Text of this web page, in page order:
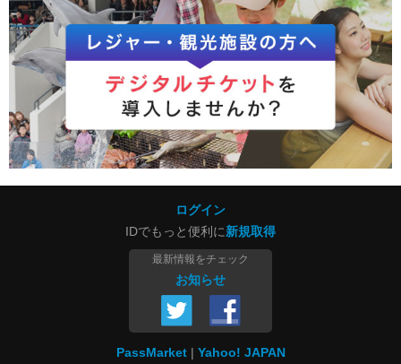
ログイン
IDでもっと便利に新規取得
最新情報をチェック
お知らせ
PassMarket Yahoo! JAPAN